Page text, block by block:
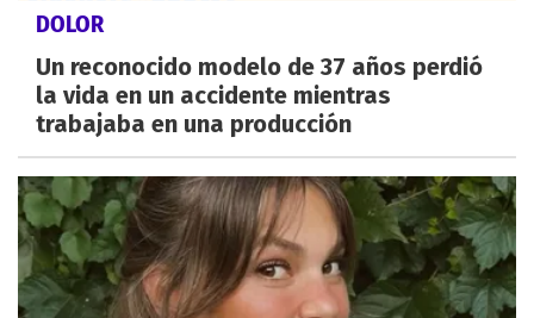
DOLOR
Un reconocido modelo de 37 años perdió
la vida en un accidente mientras
trabajaba en una producción